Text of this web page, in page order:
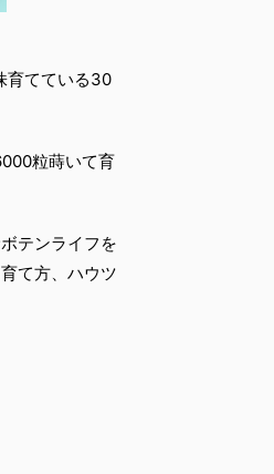
育てている30
粒蒔いて育
テンライフを
て方、ハウツ